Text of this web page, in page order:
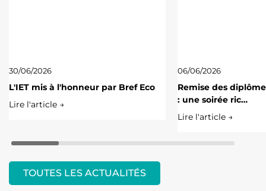
30/06/2026
L'IET mis à l'honneur par Bref Eco
Lire l'article →
06/06/2026
Remise des
: une soirée ric…
Lire l'article →
TOUTES LES ACTUALITÉS